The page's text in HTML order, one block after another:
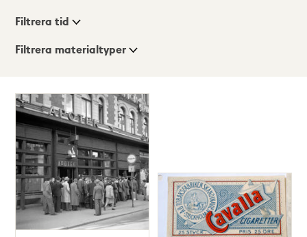
Visningsläge
Lista
Karta
Filtrera tid
Filtrera materialtyper
träffar